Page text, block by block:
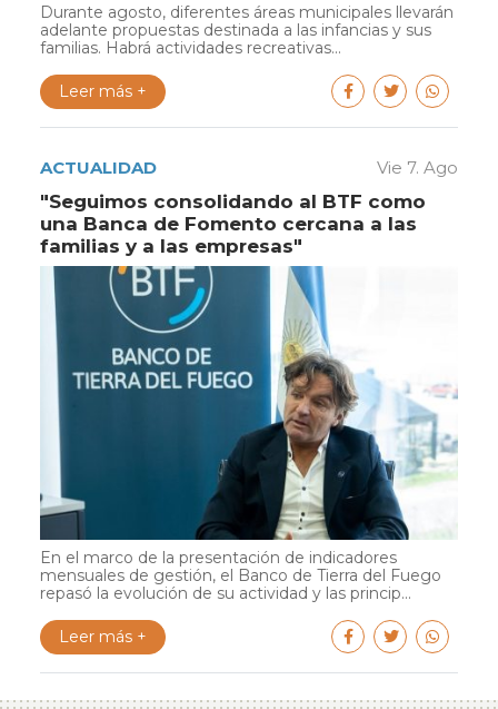
Durante agosto, diferentes áreas municipales llevarán
adelante propuestas destinada a las infancias y sus
familias. Habrá actividades recreativas...
Leer más +
ACTUALIDAD Vie 7. Ago
"Seguimos consolidando al BTF como
una Banca de Fomento cercana a las
familias y a las empresas"
En el marco de la presentación de indicadores
mensuales de gestión, el Banco de Tierra del Fuego
repasó la evolución de su actividad y las princip...
Leer más +